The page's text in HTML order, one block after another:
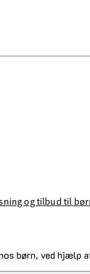
og tilbud til
børn, ved hjælp